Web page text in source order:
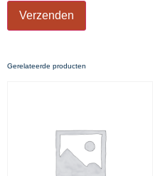
Gerelateerde producten